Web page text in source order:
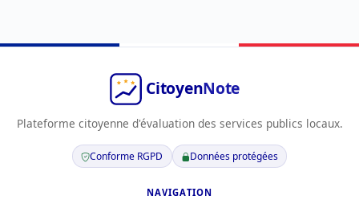
Plateforme citoyenne d'évaluation des services publics locaux.
Conforme RGPD Données protégées
NAVIGATION